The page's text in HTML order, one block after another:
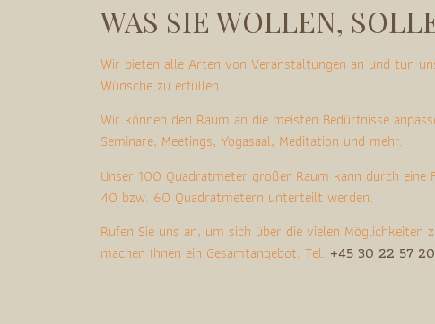
WAS SIE WOLLEN,
Wir bieten alle Arten von Veranstaltungen an und tun
Wünsche zu erfüllen.
Wir können den Raum an die meisten Bedürfnisse
Seminare, Meetings, Yogasaal, Meditation und mehr.
Unser 100 Quadratmeter großer Raum kann durch eine
40 bzw. 60 Quadratmetern unterteilt werden.
Rufen Sie uns an, um sich über die vielen Möglichkeiten
machen Ihnen ein Gesamtangebot. Tel: +45 30 22 57 20